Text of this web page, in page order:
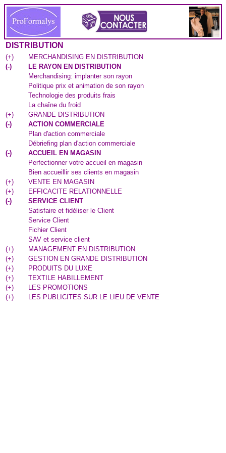
DISTRIBUTION
(+)
MERCHANDISING EN DISTRIBUTION
(-)
LE RAYON EN DISTRIBUTION
Merchandising: implanter son rayon
Politique prix et animation de son rayon
Technologie des produits frais
La chaîne du froid
(+)
GRANDE DISTRIBUTION
(-)
ACTION COMMERCIALE
Plan d'action commerciale
Débriefing plan d'action commerciale
(-)
ACCUEIL EN MAGASIN
Perfectionner votre accueil en magasin
Bien accueillir ses clients en magasin
(+)
VENTE EN MAGASIN
(+)
EFFICACITE RELATIONNELLE
(-)
SERVICE CLIENT
Satisfaire et fidéliser le Client
Service Client
Fichier Client
SAV et service client
(+)
MANAGEMENT EN DISTRIBUTION
(+)
GESTION EN GRANDE DISTRIBUTION
(+)
PRODUITS DU LUXE
(+)
TEXTILE HABILLEMENT
(+)
LES PROMOTIONS
(+) LES PUBLICITES SUR LE LIEU DE VENTE